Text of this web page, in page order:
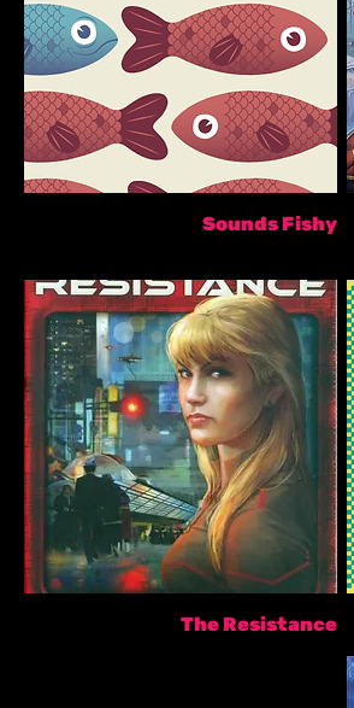
Sounds Fishy
The Resistance